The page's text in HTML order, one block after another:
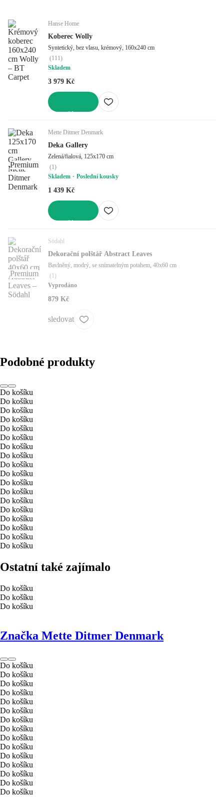
Hanse Home
Koberec Wolly
Syntetický, bez vlasu, krémový, 160x240 cm
(111)
Skladem
3 979 Kč
Premium
Mette Ditmer Denmark
Deka Gallery
Zelená/fialová, 125x170 cm
(1)
Skladem
Poslední kousky
1 439 Kč
Premium
Södahl
Dekorační polštář Abstract Leaves
Bavlněný, modrý, se snímatelným potahem, 40x60 cm
(1)
Vyprodáno
879 Kč
sledovat
Podobné produkty
Do košíku
Do košíku
Do košíku
Do košíku
Do košíku
Do košíku
Do košíku
Do košíku
Do košíku
Do košíku
Do košíku
Do košíku
Do košíku
Do košíku
Do košíku
Do košíku
Do košíku
Do košíku
Ostatní také zajímalo
Do košíku
Do košíku
Do košíku
Značka Mette Ditmer Denmark
Do košíku
Do košíku
Do košíku
Do košíku
Do košíku
Do košíku
Do košíku
Do košíku
Do košíku
Do košíku
Do košíku
Do košíku
Do košíku
Do košíku
Do košíku